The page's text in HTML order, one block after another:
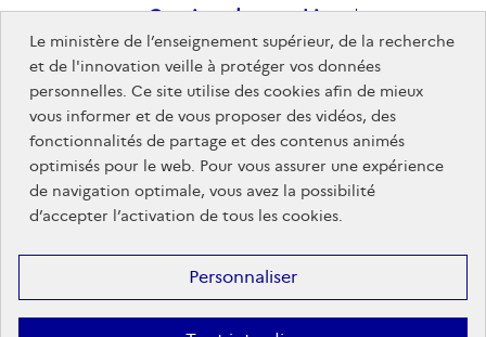
visiteurs
Gestion des cookies
Données personnelles
Nous rejoindre
Plan du site
Sites publics
Le ministère de l’enseignement supérieur, de la recherche
et de l'innovation veille à protéger vos données
personnelles. Ce site utilise des cookies afin de mieux
vous informer et de vous proposer des vidéos, des
fonctionnalités de partage et des contenus animés
optimisés pour le web. Pour vous assurer une expérience
de navigation optimale, vous avez la possibilité
d’accepter l’activation de tous les cookies.
Personnaliser